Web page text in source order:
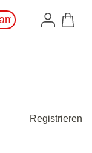
Registrieren